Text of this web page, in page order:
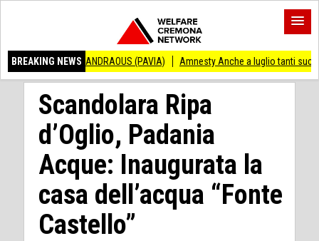
BREAKING NEWS
ANDRAOUS (PAVIA) Amnesty Anche a luglio tanti successi ed
Scandolara Ripa
d’Oglio, Padania
Acque: Inaugurata la
casa dell’acqua “Fonte
Castello”